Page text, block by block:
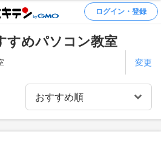
ログイン・登録
すめパソコン教室
変更